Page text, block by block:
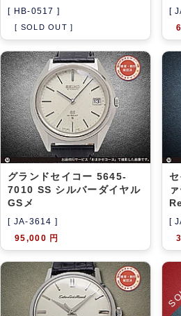
[ HB-0517 ]
[ SOLD OUT ]
[
グランドセイコー 5645-
7010 SS シルバーダイヤル
GSメ
[ JA-3614 ]
95,000 円
[